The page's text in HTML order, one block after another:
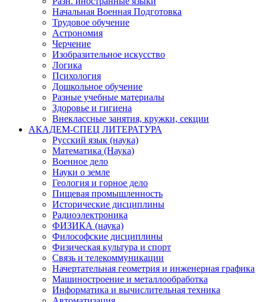
Начальная Военная Подготовка
Трудовое обучение
Астрономия
Черчение
Изобразительное искусство
Логика
Психология
Дошкольное обучение
Разные учебные материалы
Здоровье и гигиена
Внеклассные занятия, кружки, секции
АКАДЕМ-СПЕЦ ЛИТЕРАТУРА
Русский язык (наука)
Математика (Наука)
Военное дело
Науки о земле
Геология и горное дело
Пищевая промышленность
Исторические дисциплины
Радиоэлектроника
ФИЗИКА (наука)
Философские дисциплины
Физическая культура и спорт
Связь и телекоммуникации
Начертательная геометрия и инженерная графика
Машиностроение и металлообработка
Информатика и вычислительная техника